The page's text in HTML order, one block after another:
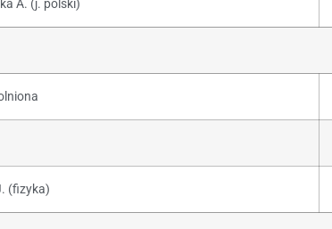
A. (j. polski)
(fizyka)